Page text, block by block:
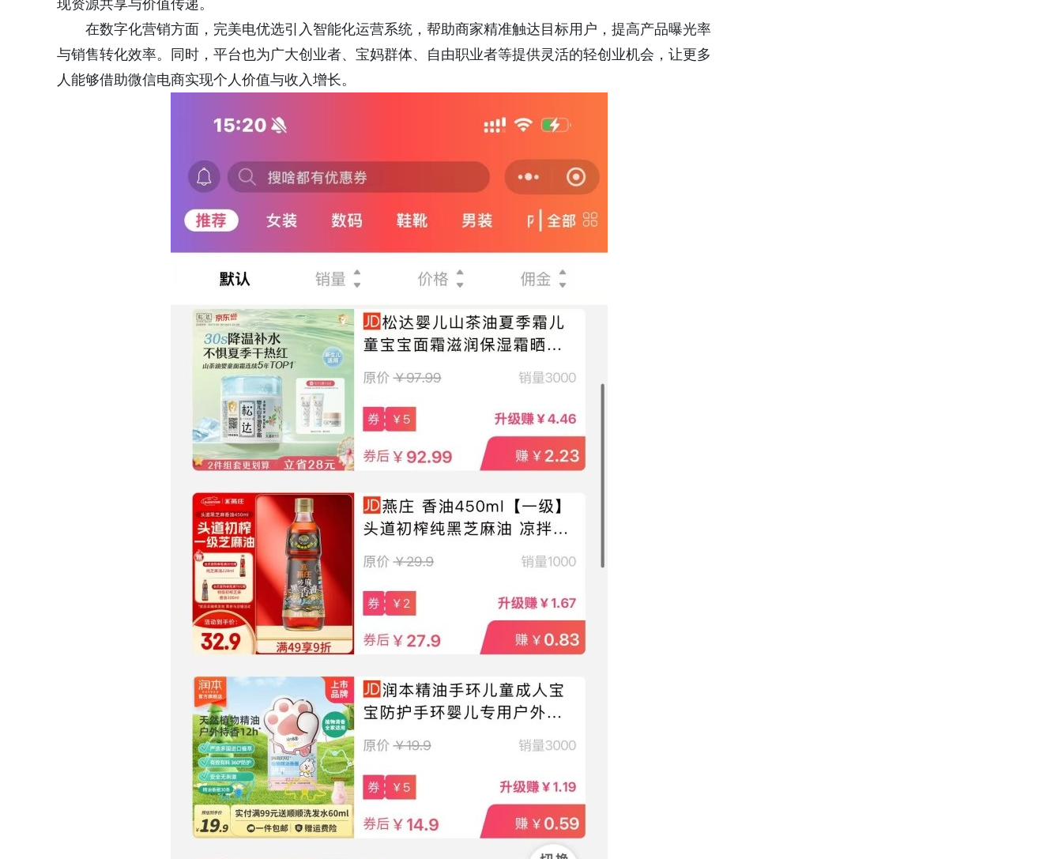
现资源共享与价值传递。
在数字化营销方面，完美电优选引入智能化运营系统，帮助商家精准触达目标用户，提高产品曝光率
与销售转化效率。同时，平台也为广大创业者、宝妈群体、自由职业者等提供灵活的轻创业机会，让更多
人能够借助微信电商实现个人价值与收入增长。